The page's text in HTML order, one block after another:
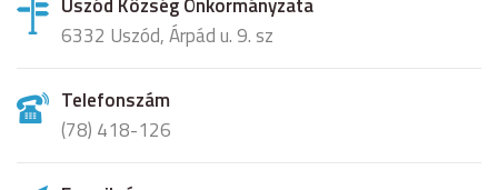
Uszód Község Önkormányzata
6332 Uszód, Árpád u. 9. sz
Telefonszám
(78) 418-126